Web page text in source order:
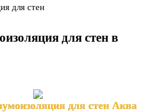
для стен
для стен в
для стен Аква